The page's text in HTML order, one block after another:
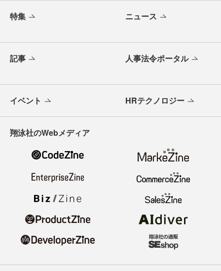
特集 ニュース
記事 人事法令ポータル
イベント HRテクノロジー
翔泳社のWebメディア